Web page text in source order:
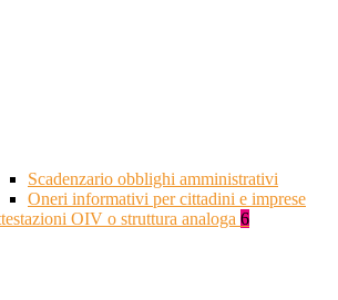
Scadenzario obblighi amministrativi
Oneri informativi per cittadini e imprese
OIV o struttura analoga 6